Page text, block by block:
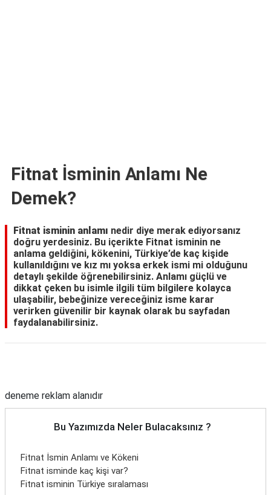
Fitnat İsminin Anlamı Ne
Demek?
Fitnat isminin anlamı nedir diye merak ediyorsanız
doğru yerdesiniz. Bu içerikte Fitnat isminin ne
anlama geldiğini, kökenini, Türkiye’de kaç kişide
kullanıldığını ve kız mı yoksa erkek ismi mi olduğunu
detaylı şekilde öğrenebilirsiniz. Anlamı güçlü ve
dikkat çeken bu isimle ilgili tüm bilgilere kolayca
ulaşabilir, bebeğinize vereceğiniz isme karar
verirken güvenilir bir kaynak olarak bu sayfadan
faydalanabilirsiniz.
deneme reklam alanıdır
Bu Yazımızda Neler Bulacaksınız ?
Fitnat İsmin Anlamı ve Kökeni
Fitnat isminde kaç kişi var?
Fitnat isminin Türkiye sıralaması